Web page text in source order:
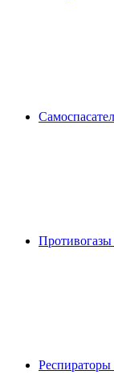
Противогазы
Респираторы